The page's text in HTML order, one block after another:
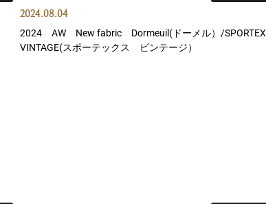
2024.08.04
2024 AW New fabric Dormeuil(ドーメル）/SPORTEX
VINTAGE(スポーテックス ビンテージ）